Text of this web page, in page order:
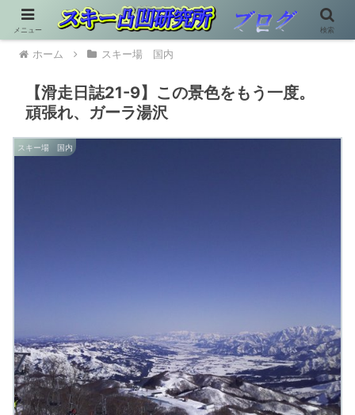
ホーム スキー場 国内
【滑走日誌21-9】この景色をもう一度。
頑張れ、ガーラ湯沢
スキー場 国内
メニュー 検索